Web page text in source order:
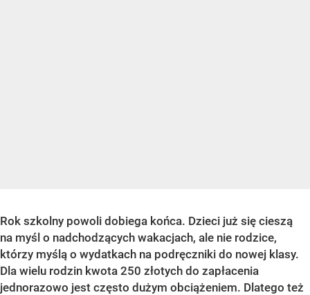
Rok szkolny powoli dobiega końca. Dzieci już się cieszą
na myśl o nadchodzących wakacjach, ale nie rodzice,
którzy myślą o wydatkach na podręczniki do nowej klasy.
Dla wielu rodzin kwota 250 złotych do zapłacenia
jednorazowo jest często dużym obciążeniem. Dlatego też